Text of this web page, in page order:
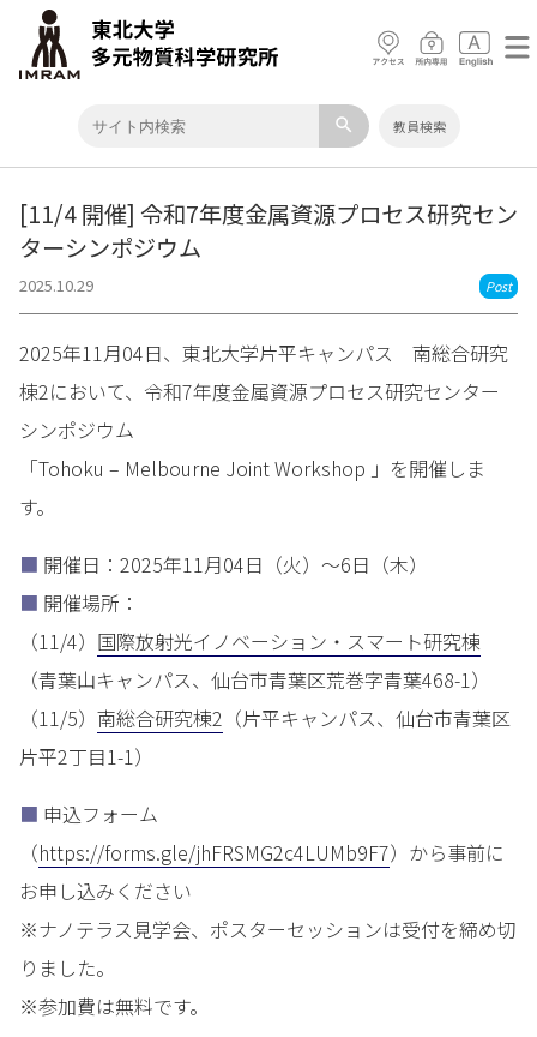
search 教員検索
[11/4 開催] 令和7年度金属資源プロセス研究セン
ターシンポジウム
2025.10.29 Post
2025年11月04日、東北大学片平キャンパス 南総合研究
棟2において、令和7年度金属資源プロセス研究センター
シンポジウム
「Tohoku – Melbourne Joint Workshop 」を開催しま
す。
■ 開催日：2025年11月04日（火）～6日（木）
■ 開催場所：
（11/4） 国際放射光イノベーション・スマート研究棟
（青葉山キャンパス、仙台市青葉区荒巻字青葉468-1）
（11/5） 南総合研究棟2 （片平キャンパス、仙台市青葉区
片平2丁目1-1）
■ 申込フォーム
（https://forms.gle/jhFRSMG2c4LUMb9F7）から事前に
お申し込みください
※ナノテラス見学会、ポスターセッションは受付を締め切
りました。
※参加費は無料です。